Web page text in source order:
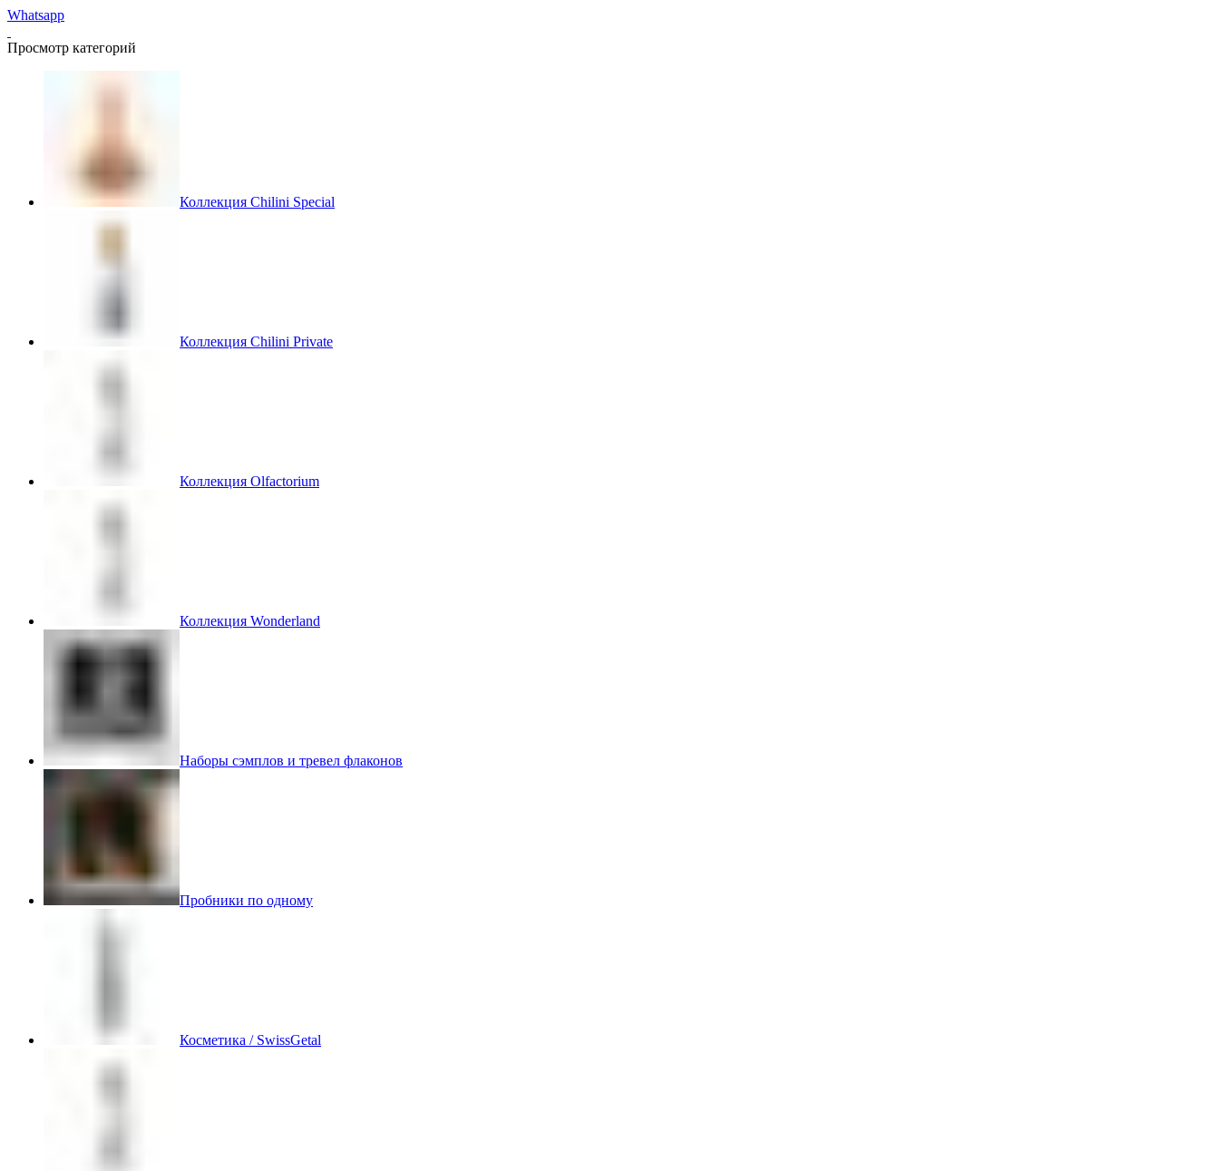
Whatsapp
Просмотр категорий
Коллекция Chilini Special
Коллекция Chilini Private
Коллекция Olfactorium
Коллекция Wonderland
Наборы сэмплов и тревел флаконов
Пробники по одному
Косметика / SwissGetal